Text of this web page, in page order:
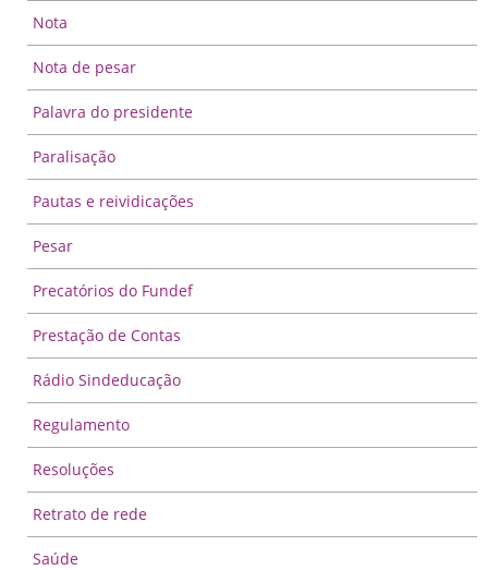
Nota
Nota de pesar
Palavra do presidente
Paralisação
Pautas e reividicações
Pesar
Precatórios do Fundef
Prestação de Contas
Rádio Sindeducação
Regulamento
Resoluções
Retrato de rede
Saúde